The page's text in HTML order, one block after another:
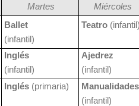
Martes
Miércoles
Ballet
(infantil)
Teatro
Inglés
(infantil)
Ajedrez
(infantil)
Inglés(primaria)
Manualidades
(infantil)